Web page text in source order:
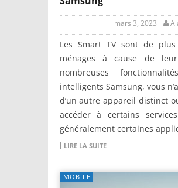
mars 3, 2023
Les Smart TV sont de
ménages à cause de
nombreuses
intelligents Samsung, vous
d’un autre appareil distinct
accéder à certains
généralement certaines
LIRE LA SUITE
MOBILE